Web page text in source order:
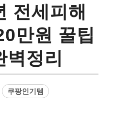
전세피해
만원 꿀팁
벽정리
쿠팡인기템